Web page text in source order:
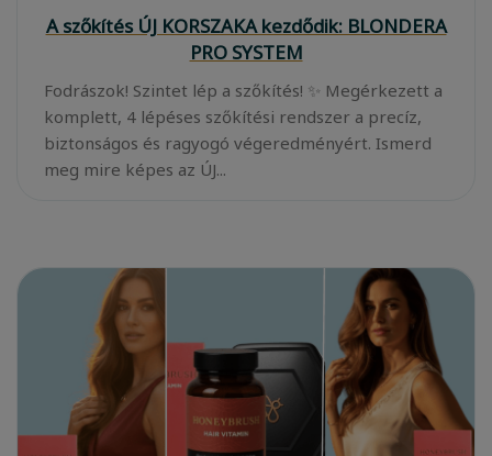
A szőkítés ÚJ KORSZAKA kezdődik: BLONDERA
PRO SYSTEM
Fodrászok! Szintet lép a szőkítés! ✨ Megérkezett a
komplett, 4 lépéses szőkítési rendszer a precíz,
biztonságos és ragyogó végeredményért. Ismerd
meg mire képes az ÚJ...